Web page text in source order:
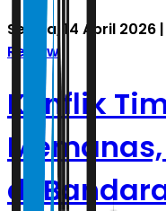
Selasa, 14 April 2026
Review
Konflik
di